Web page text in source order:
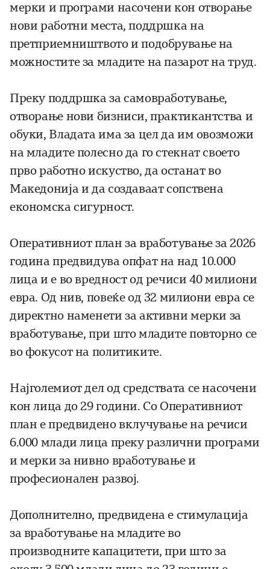
мерки и програми насочени кон отворање
нови работни места, поддршка на
претприемништвото и подобрување на
можностите за младите на пазарот на труд.
Преку поддршка за самовработување,
отворање нови бизниси, практикантства и
обуки, Владата има за цел да им овозможи
на младите полесно да го стекнат своето
прво работно искуство, да останат во
Македонија и да создаваат сопствена
економска сигурност.
Оперативниот план за вработување за 2026
година предвидува опфат на над 10.000
лица и е во вредност од речиси 40 милиони
евра. Од нив, повеќе од 32 милиони евра се
директно наменети за активни мерки за
вработување, при што младите повторно се
во фокусот на политиките.
Најголемиот дел од средствата се насочени
кон лица до 29 години. Со Оперативниот
план е предвидено вклучување на речиси
6.000 млади лица преку различни програми
и мерки за нивно вработување и
професионален развој.
Дополнително, предвидена е стимулација
за вработување на младите во
производните капацитети, при што за